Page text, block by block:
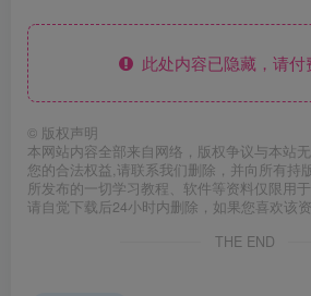
此处内容已隐藏，请付
© 版权声明
本网站内容全部来自网络，版权争议与本站
您的合法权益,请联系我们删除，并向所有持
所发布的一切学习教程、软件等资料仅限用
请自觉下载后24小时内删除，如果您喜欢该
THE END